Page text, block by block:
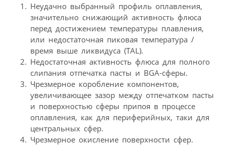
Неудачно выбранный профиль оплавления,
значительно снижающий активность флюса
перед достижением температуры плавления,
или недостаточная пиковая температура /
время выше ликвидуса (TAL).
Недостаточная активность флюса для полного
слипания отпечатка пасты и BGA-сферы.
Чрезмерное коробление компонентов,
увеличивающее зазор между отпечатком пасты
и поверхностью сферы припоя в процессе
оплавления, как для периферийных, таки для
центральных сфер.
Чрезмерное окисление поверхности сфер.